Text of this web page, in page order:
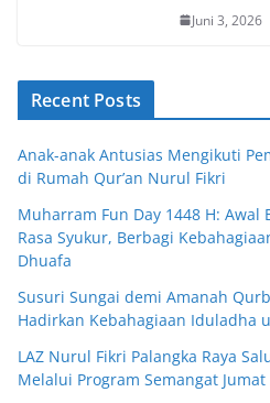
Juni 3, 2026
Recent Posts
Anak-anak Antusias Mengikuti
di Rumah Qur’an Nurul Fikri
Muharram Fun Day 1448 H: Awal
Rasa Syukur, Berbagi
Dhuafa
Susuri Sungai demi Amanah
Hadirkan Kebahagiaan Iduladha
LAZ Nurul Fikri Palangka Raya
Melalui Program Semangat